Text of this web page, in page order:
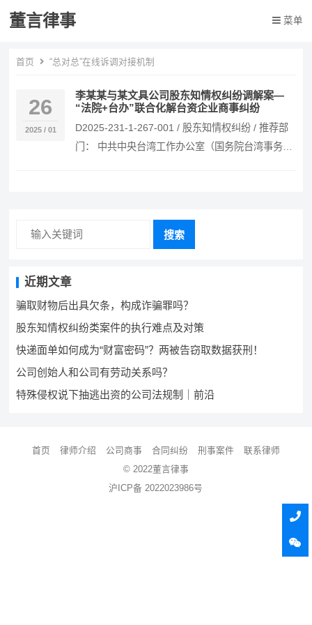
董言律事 菜单
首页 “总对总”在线诉调对接机制
26
2025 / 01
李某某与某文具公司股东知情权纠纷调解案—
“法院+台办”联合化解台资企业商事纠纷
D2025-231-1-267-001 / 股东知情权纠纷 / 推荐部
门： 中共中央台湾工作办公室（国务院台湾事务办
搜索
近期文章
骗取财物后出具欠条，构成诈骗罪吗？
股东知情权纠纷类案件的执行难点及对策
快递面单如何成为“财富密码”？两被告窃取数据获刑！
公司创始人和公司有劳动关系吗？
特殊侵权说下抽逃出资的公司法规制｜前沿
首页 律师介绍 公司商事 合同纠纷 刑事案件
联系律师
© 2022董言律事
沪ICP备 2022023986号